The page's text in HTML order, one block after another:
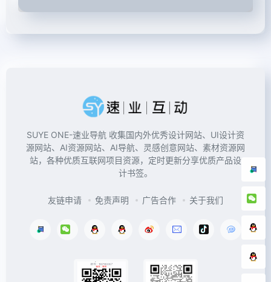
SUYE ONE-速业导航 收集国内外优秀设计网站、UI设计资
源网站、AI资源网站、AI导航、灵感创意网站、素材资源网
站，各种优质互联网项目资源，定时更新分享优质产品设
计书签。
友链申请 免责声明 广告合作 关于我们